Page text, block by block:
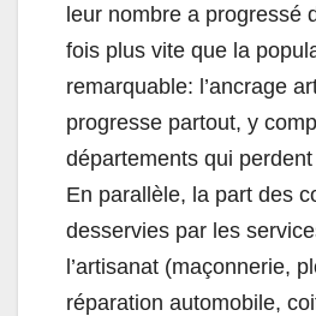
leur nombre a progressé
fois plus vite que la
remarquable: l’ancrage
progresse partout, y
départements qui
En parallèle, la part des
desservies par les
l’artisanat (maçonnerie,
réparation automobile,